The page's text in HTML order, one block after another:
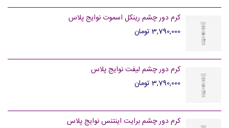
کرم دور چشم رینکل اسموت نوایج پلاس
3,790,000 تومان
کرم دور چشم لیفت نوایج پلاس
3,790,000 تومان
کرم دور چشم برایت اینتنس نوایج پلاس